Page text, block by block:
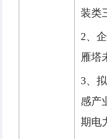
装类
2、
雁塔
3、
感产
期电